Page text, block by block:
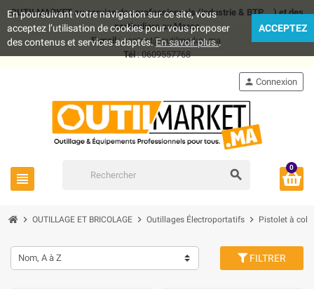
OUTILMARKET au service des professionnels (industrie & BTP .. ) et des
particuliers au Maroc
E-mail: contact@outilmarket.ma
Tél: 0609557768
view_headline search
person Connexion
0
chevron_right OUTILLAGE ET BRICOLAGE chevron_right Outillages Électroportatifs chevron_right Pistolet à
Nom, A à Z FILTRER
En poursuivant votre navigation sur ce site, vous
acceptez l’utilisation de cookies pour vous proposer
des contenus et services adaptés.En savoir plus..
ACCEPTEZ